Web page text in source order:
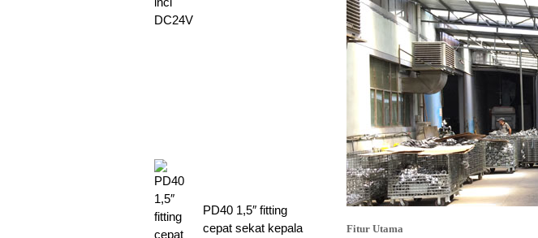
PD40 1,5″ fitting
cepat sekat kepala
Fitur Utama